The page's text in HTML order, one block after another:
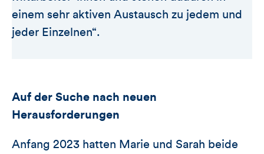
einem sehr aktiven Austausch zu jedem und
jeder Einzelnen“.
Auf der Suche nach neuen
Herausforderungen
Anfang 2023 hatten Marie und Sarah beide